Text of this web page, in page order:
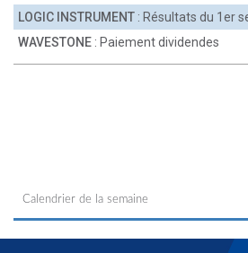
LOGIC INSTRUMENT : Résultats du 1er
WAVESTONE : Paiement dividendes
Calendrier de la semaine